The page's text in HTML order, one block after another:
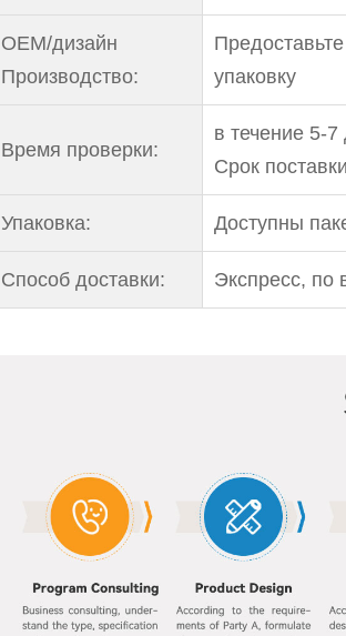
OEM/дизайн
Производство:
упаковку
Время проверки:
в течение 5-7
Срок
Упаковка: Доступны
Способ доставки: Экспресс, по